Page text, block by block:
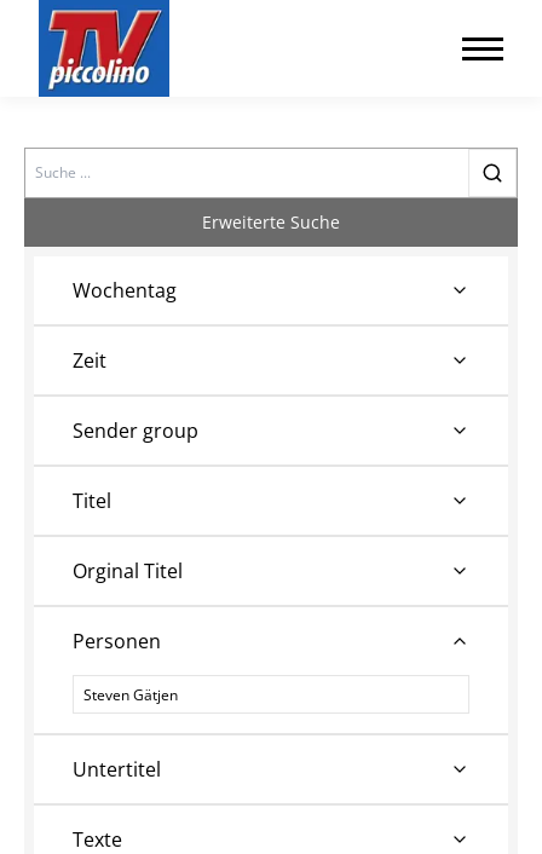
Search
Erweiterte Suche
Wochentag
Zeit
Sender group
Titel
Orginal Titel
Personen
Personen
Untertitel
Texte